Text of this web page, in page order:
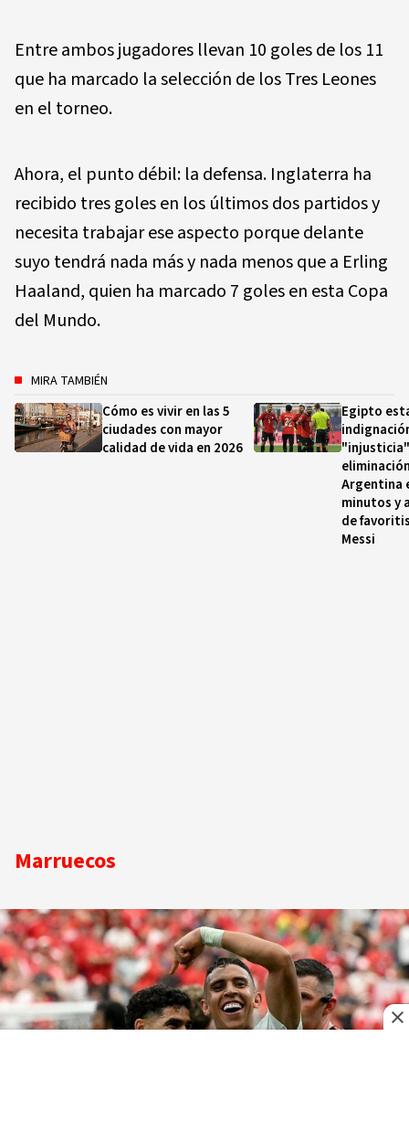
Entre ambos jugadores llevan 10 goles de los 11
que ha marcado la selección de los Tres Leones
en el torneo.
Ahora, el punto débil: la defensa. Inglaterra ha
recibido tres goles en los últimos dos partidos y
necesita trabajar ese aspecto porque delante
suyo tendrá nada más y nada menos que a Erling
Haaland, quien ha marcado 7 goles en esta Copa
del Mundo.
MIRA TAMBIÉN
Cómo es vivir en las 5
ciudades con mayor
calidad de vida en 2026
Egipto
Argentina
minutos y
de
Messi
Marruecos